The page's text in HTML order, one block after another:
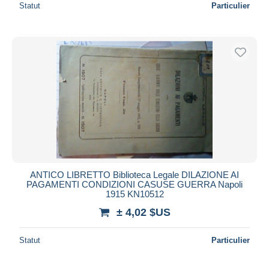
Statut Particulier
ANTICO LIBRETTO Biblioteca Legale DILAZIONE AI
PAGAMENTI CONDIZIONI CASUSE GUERRA Napoli
1915 KN10512
± 4,02 $US
Statut Particulier